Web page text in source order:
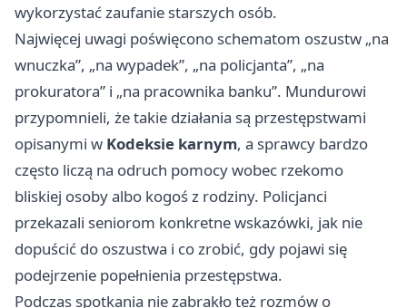
wykorzystać zaufanie starszych osób.
Najwięcej uwagi poświęcono schematom oszustw „na
wnuczka”, „na wypadek”, „na policjanta”, „na
prokuratora” i „na pracownika banku”. Mundurowi
przypomnieli, że takie działania są przestępstwami
opisanymi w Kodeksie karnym, a sprawcy bardzo
często liczą na odruch pomocy wobec rzekomo
bliskiej osoby albo kogoś z rodziny. Policjanci
przekazali seniorom konkretne wskazówki, jak nie
dopuścić do oszustwa i co zrobić, gdy pojawi się
podejrzenie popełnienia przestępstwa.
Podczas spotkania nie zabrakło też rozmów o